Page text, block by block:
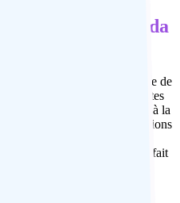
– Rayagada
en route)
en traversant la zone vallonnée de
thermales. Visite des petites
. Cette population se consacre à la
récurrents dans leurs décorations
mauvais esprits, ce qui en fait
par l’hôtel ou un gargote
Arrivée et hébergement à